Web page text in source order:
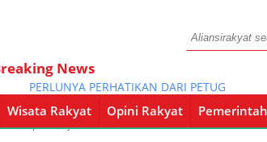
News
PERLUNYA PERHATIKAN DARI PETUGAS PLN DI
Wisata Rakyat Opini Rakyat
Opini Rakyat Pemerintahan Pendidikan